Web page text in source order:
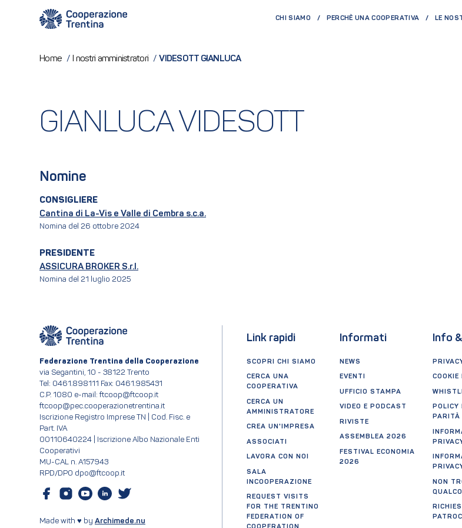
CHI SIAMO PERCHÈ UNA COOPERATIVA LE
Home / I nostri amministratori / VIDESOTT GIANLUCA
GIANLUCA VIDESOTT
Nomine
CONSIGLIERE
Cantina di La-Vis e Valle di Cembra s.c.a.
Nomina del 26 ottobre 2024
PRESIDENTE
ASSICURA BROKER S.r.l.
Nomina del 21 luglio 2025
Federazione Trentina della Cooperazione
via Segantini, 10 - 38122 Trento
Tel: 0461.898111 Fax: 0461.985431
C.P. 1080 e-mail: ftcoop@ftcoop.it
ftcoop@pec.cooperazionetrentina.it
Iscrizione Registro Imprese TN | Cod. Fisc. e
Part. IVA
00110640224 | Iscrizione Albo Nazionale Enti
Cooperativi
MU-CAL n. A157943
RPD/DPO dpo@ftcoop.it
Made with ♥ by Archimede.nu
Link rapidi
SCOPRI CHI SIAMO
CERCA UNA
COOPERATIVA
CERCA UN
AMMINISTRATORE
CREA UN'IMPRESA
ASSOCIATI
LAVORA CON NOI
SALA
INCOOPERAZIONE
REQUEST VISITS
FOR THE TRENTINO
FEDERATION OF
Informati
NEWS
EVENTI
UFFICIO STAMPA
VIDEO E PODCAST
RIVISTE
ASSEMBLEA 2026
FESTIVAL ECONOMIA
2026
Info
COOKIE
POLICY
PARITÀ
NON